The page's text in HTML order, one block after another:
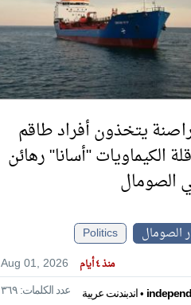
يتخذون أفراد طاقم
الكيماويات "أسانا" رهائن
الصومال
الصومال
Politics
Aug 01, 2026
منذ ٤ أيام
اندبندنت عربية• عدد الكلمات: ٣٦٩